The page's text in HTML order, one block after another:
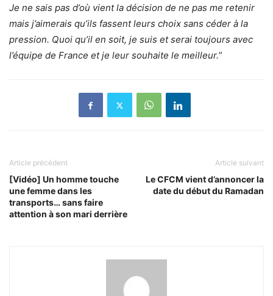
Je ne sais pas d’où vient la décision de ne pas me retenir
mais j’aimerais qu’ils fassent leurs choix sans céder à la
pression. Quoi qu’il en soit, je suis et serai toujours avec
l’équipe de France et je leur souhaite le meilleur.”
Article précédent
[Vidéo] Un homme touche
une femme dans les
transports… sans faire
attention à son mari derrière
Article suivant
Le CFCM vient d’annoncer la
date du début du Ramadan